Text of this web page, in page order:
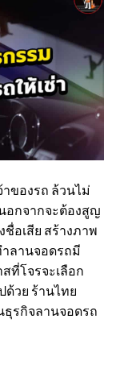
ของรถ ล้วนไม่
อกจากจะต้องสูญ
อเสีย สร้างภาพ
ลานจอดรถมี
ที่โจรจะเลือก
ด้วย ร้านไทย
ธุรกิจลานจอดรถ